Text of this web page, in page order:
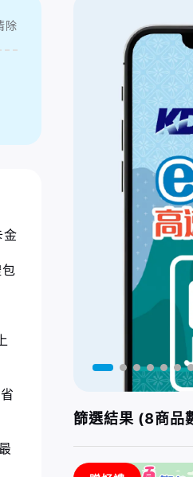
除
金
篩選結果 (8商品